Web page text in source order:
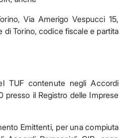
Via Amerigo Vespucci 15,
di Torino, codice fiscale e partita
TUF contenute negli Accordi
presso il Registro delle Imprese
Emittenti, per una compiuta